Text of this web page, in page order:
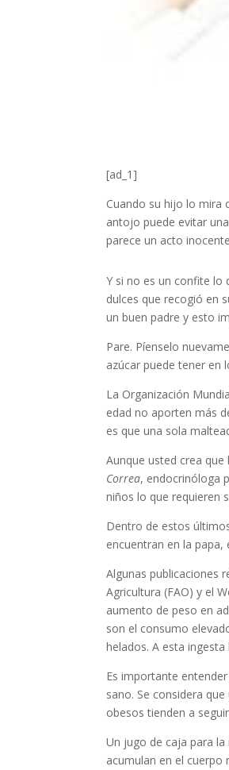
[ad_1]
Cuando su hijo lo mira
antojo puede evitar
parece un acto
Y si no es un confite lo
dulces que recogió en
un buen padre y esto
Pare. Píenselo
azúcar puede tener en
La Organización
edad no aporten más
es que una sola
Aunque usted crea
Correa, endocrinóloga
niños lo que requieren
Dentro de estos
encuentran en la papa,
Algunas publicaciones
Agricultura (FAO) y el
aumento de peso en
son el consumo
helados. A esta
Es importante
sano. Se considera
obesos tienden a
Un jugo de caja para
acumulan en el